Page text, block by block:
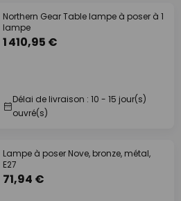
Northern Gear Table lampe à poser à 1
lampe
1 410,95 €
Délai de livraison : 10 - 15 jour(s)
ouvré(s)
Lampe à poser Nove, bronze, métal,
E27
71,94 €